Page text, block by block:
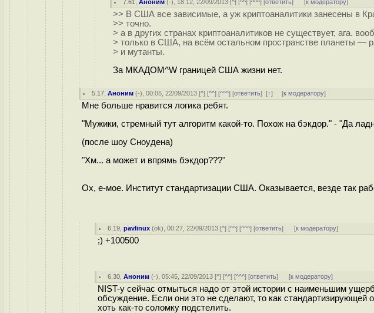
7.61 ,Аноним (-), 18:12, 22/09/2013 [^] [^^] [^^^] [ответить] [к модератору]
>> В США все зависимые, а уж криптоаналитики занесены в
>> точно.
> а в других странах криптоаналитиков не существует, ага.
> только в США, на всём остальном пространстве планеты —
> и мутанты.
За МКАДОМ^W границей США жизни нет.
5.17 ,Аноним (-), 00:06, 22/09/2013 [^] [^^] [^^^] [ответить][↑] [к модератору]
Мне больше нравится логика ребят.
"Мужики, стремный тут алгоритм какой-то. Похож на бэкдор." - "Да
(после шоу Сноудена)
"Хм... а может и впрямь бэкдор???"
Ох, е-мое. Институт стандартизации США. Оказывается, везде так
6.19 ,pavlinux (ok), 00:27, 22/09/2013 [^] [^^] [^^^] [ответить] [к модератору]
;) +100500
6.30 ,Аноним (-), 05:45, 22/09/2013 [^] [^^] [^^^] [ответить] [к модератору]
NIST-у сейчас отмыться надо от этой истории с наименьшим
обсуждение. Если они это не сделают, то как стандартизирующей
хоть как-то соломку подстелить.